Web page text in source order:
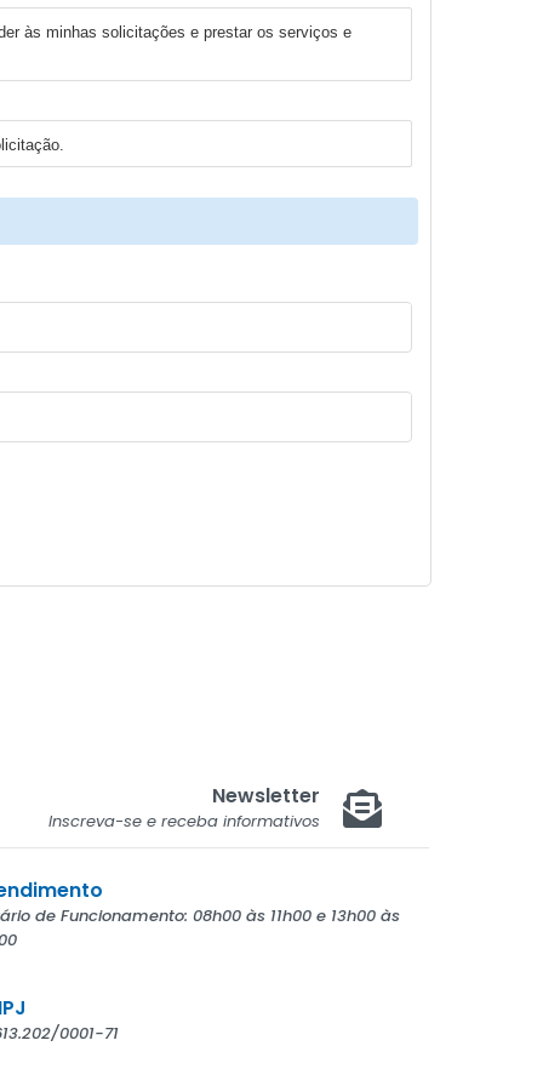
às minhas solicitações e prestar os serviços e
de Funcionamento: 08h00 às 11h00 e 13h00 às
0001-71
Newsletter
Inscreva-se e receba informativos